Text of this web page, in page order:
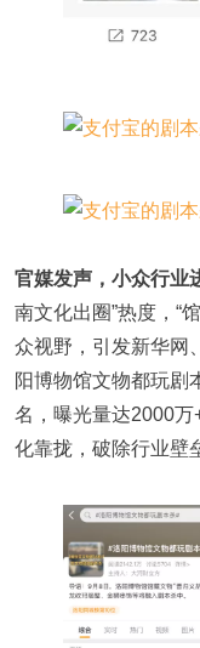
官媒发声，小众行业
南文化出圈”热度，“
众视野，引发新华网
阳博物馆文物都玩剧
名，曝光量达2000
化靠拢，破除行业壁